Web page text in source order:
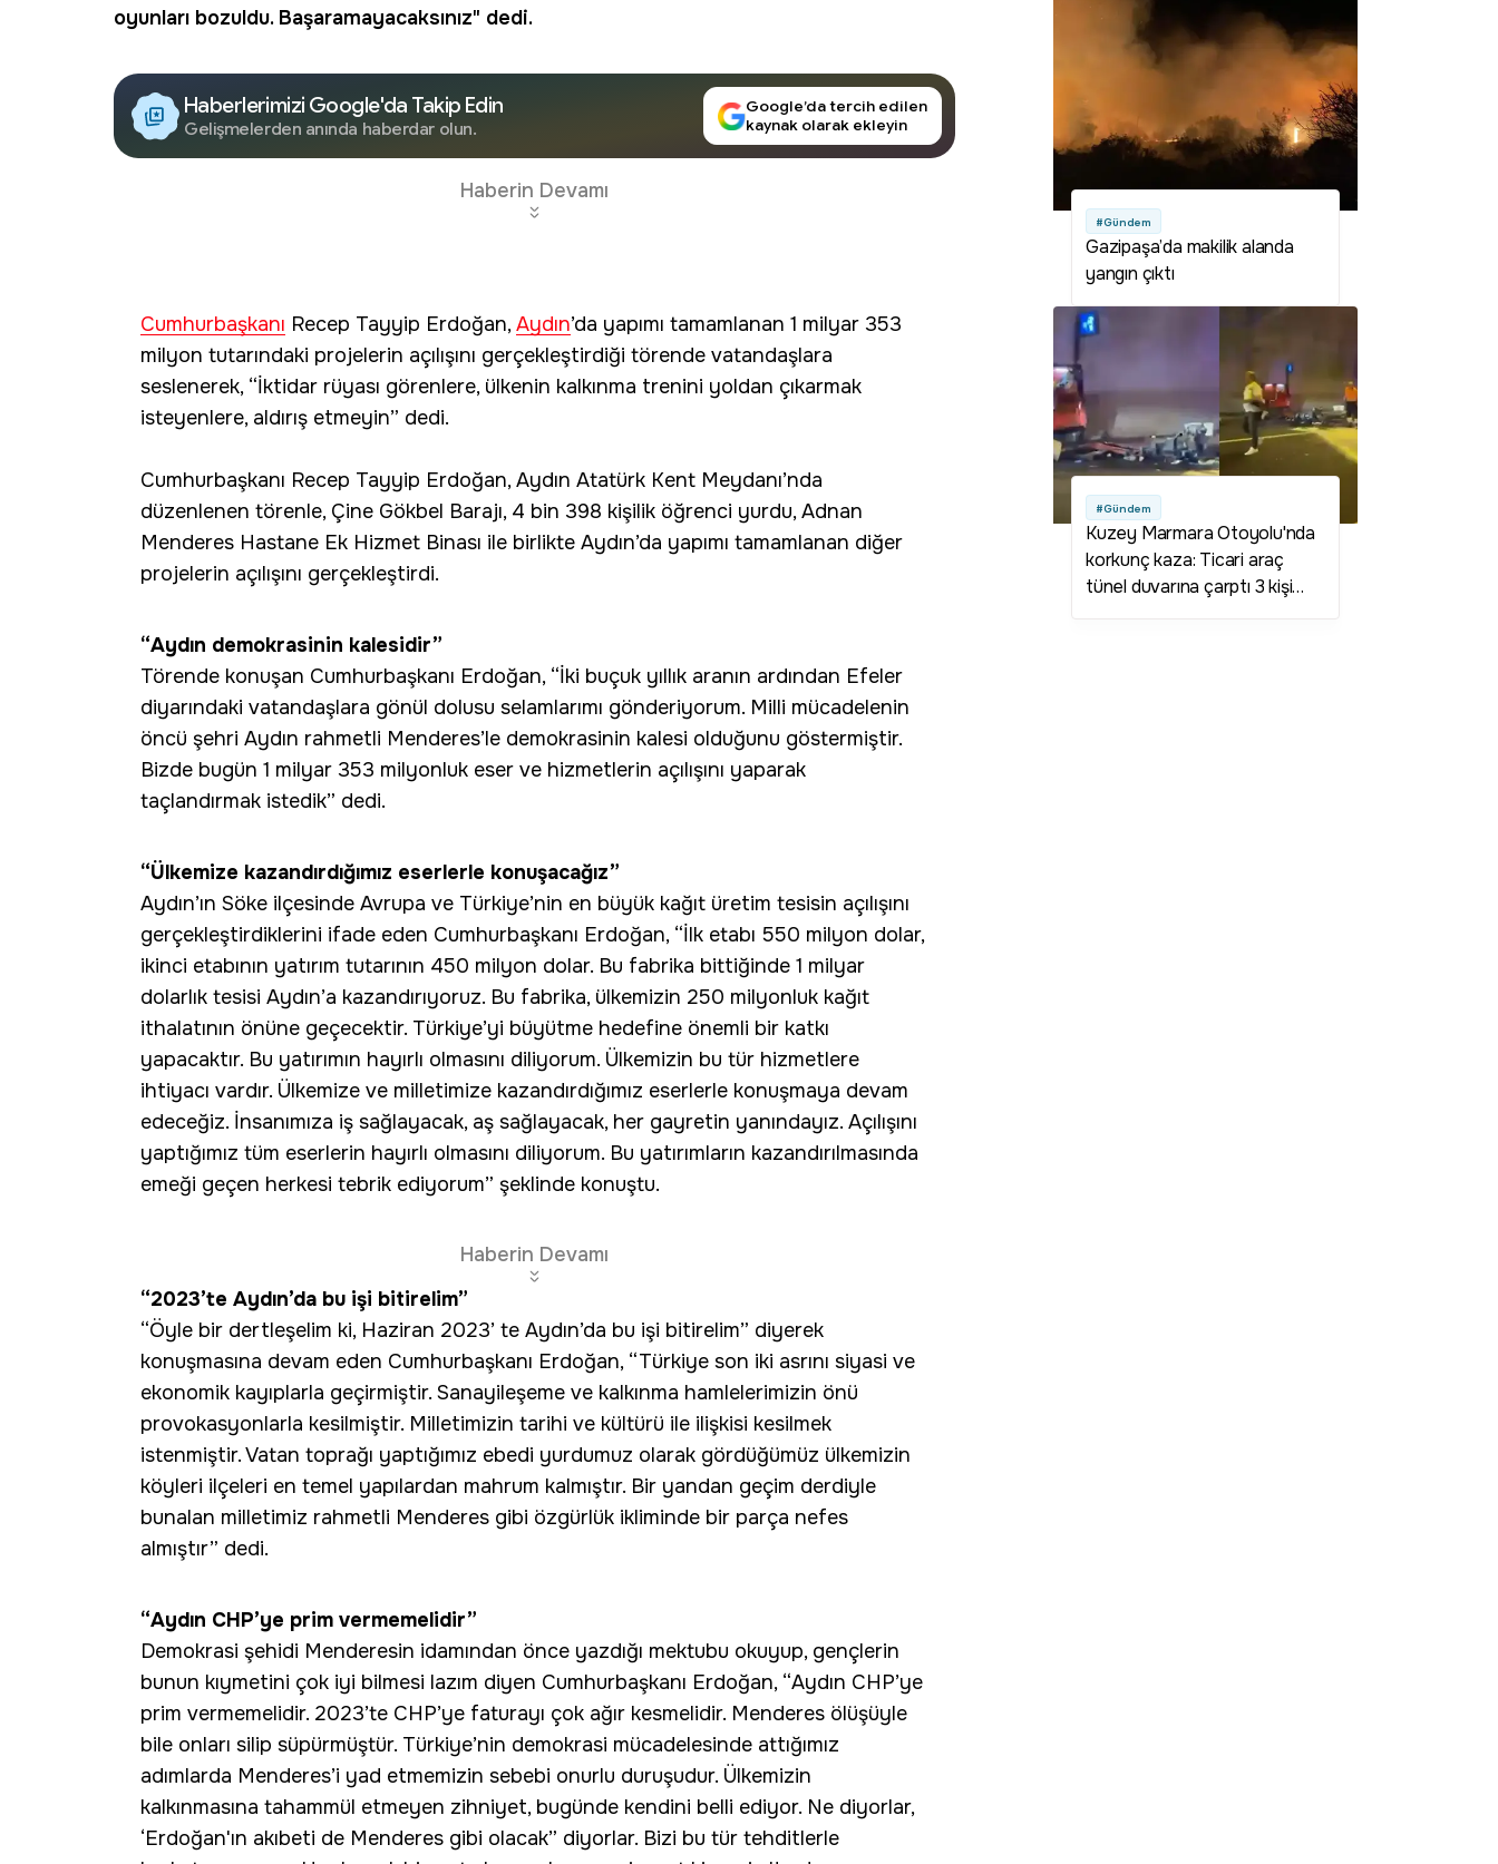
oyunları bozuldu. Başaramayacaksınız" dedi.
Haberlerimizi Google'da Takip Edin
Gelişmelerden anında haberdar olun.
Google’da tercih edilen
kaynak olarak ekleyin
Haberin Devamı
Cumhurbaşkanı Recep Tayyip Erdoğan,Aydın’da yapımı tamamlanan 1 milyar 353
milyon tutarındaki projelerin açılışını gerçekleştirdiği törende vatandaşlara
seslenerek, “İktidar rüyası görenlere, ülkenin kalkınma trenini yoldan çıkarmak
isteyenlere, aldırış etmeyin” dedi.
Cumhurbaşkanı Recep Tayyip Erdoğan, Aydın Atatürk Kent Meydanı’nda
düzenlenen törenle, Çine Gökbel Barajı, 4 bin 398 kişilik öğrenci yurdu, Adnan
Menderes Hastane Ek Hizmet Binası ile birlikte Aydın’da yapımı tamamlanan diğer
projelerin açılışını gerçekleştirdi.
“Aydın demokrasinin kalesidir”
Törende konuşan Cumhurbaşkanı Erdoğan, “İki buçuk yıllık aranın ardından Efeler
diyarındaki vatandaşlara gönül dolusu selamlarımı gönderiyorum. Milli mücadelenin
öncü şehri Aydın rahmetli Menderes’le demokrasinin kalesi olduğunu göstermiştir.
Bizde bugün 1 milyar 353 milyonluk eser ve hizmetlerin açılışını yaparak
taçlandırmak istedik” dedi.
“Ülkemize kazandırdığımız eserlerle konuşacağız”
Aydın’ın Söke ilçesinde Avrupa ve Türkiye’nin en büyük kağıt üretim tesisin açılışını
gerçekleştirdiklerini ifade eden Cumhurbaşkanı Erdoğan, “İlk etabı 550 milyon dolar,
ikinci etabının yatırım tutarının 450 milyon dolar. Bu fabrika bittiğinde 1 milyar
dolarlık tesisi Aydın’a kazandırıyoruz. Bu fabrika, ülkemizin 250 milyonluk kağıt
ithalatının önüne geçecektir. Türkiye’yi büyütme hedefine önemli bir katkı
yapacaktır. Bu yatırımın hayırlı olmasını diliyorum. Ülkemizin bu tür hizmetlere
ihtiyacı vardır. Ülkemize ve milletimize kazandırdığımız eserlerle konuşmaya devam
edeceğiz. İnsanımıza iş sağlayacak, aş sağlayacak, her gayretin yanındayız. Açılışını
yaptığımız tüm eserlerin hayırlı olmasını diliyorum. Bu yatırımların kazandırılmasında
emeği geçen herkesi tebrik ediyorum” şeklinde konuştu.
Haberin Devamı
“2023’te Aydın’da bu işi bitirelim”
“Öyle bir dertleşelim ki, Haziran 2023’ te Aydın’da bu işi bitirelim” diyerek
konuşmasına devam eden Cumhurbaşkanı Erdoğan, “Türkiye son iki asrını siyasi ve
ekonomik kayıplarla geçirmiştir. Sanayileşeme ve kalkınma hamlelerimizin önü
provokasyonlarla kesilmiştir. Milletimizin tarihi ve kültürü ile ilişkisi kesilmek
istenmiştir. Vatan toprağı yaptığımız ebedi yurdumuz olarak gördüğümüz ülkemizin
köyleri ilçeleri en temel yapılardan mahrum kalmıştır. Bir yandan geçim derdiyle
bunalan milletimiz rahmetli Menderes gibi özgürlük ikliminde bir parça nefes
almıştır” dedi.
“Aydın CHP’ye prim vermemelidir”
Demokrasi şehidi Menderesin idamından önce yazdığı mektubu okuyup, gençlerin
bunun kıymetini çok iyi bilmesi lazım diyen Cumhurbaşkanı Erdoğan, “Aydın CHP’ye
prim vermemelidir. 2023’te CHP’ye faturayı çok ağır kesmelidir. Menderes ölüşüyle
bile onları silip süpürmüştür. Türkiye’nin demokrasi mücadelesinde attığımız
adımlarda Menderes’i yad etmemizin sebebi onurlu duruşudur. Ülkemizin
kalkınmasına tahammül etmeyen zihniyet, bugünde kendini belli ediyor. Ne diyorlar,
‘Erdoğan'ın akıbeti de Menderes gibi olacak” diyorlar. Bizi bu tür tehditlerle
#Gündem
Gazipaşa’da makilik alanda
yangın çıktı
#Gündem
Kuzey Marmara Otoyolu'nda
korkunç kaza: Ticari araç
tünel duvarına çarptı 3 kişi